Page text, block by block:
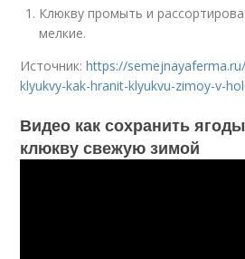
Клюкву промыть и
мелкие.
Источник:https://
klyukvy-kak-hranit-klyukvu-zimoy-v-
Видео как сохранить
клюкву свежую зимой